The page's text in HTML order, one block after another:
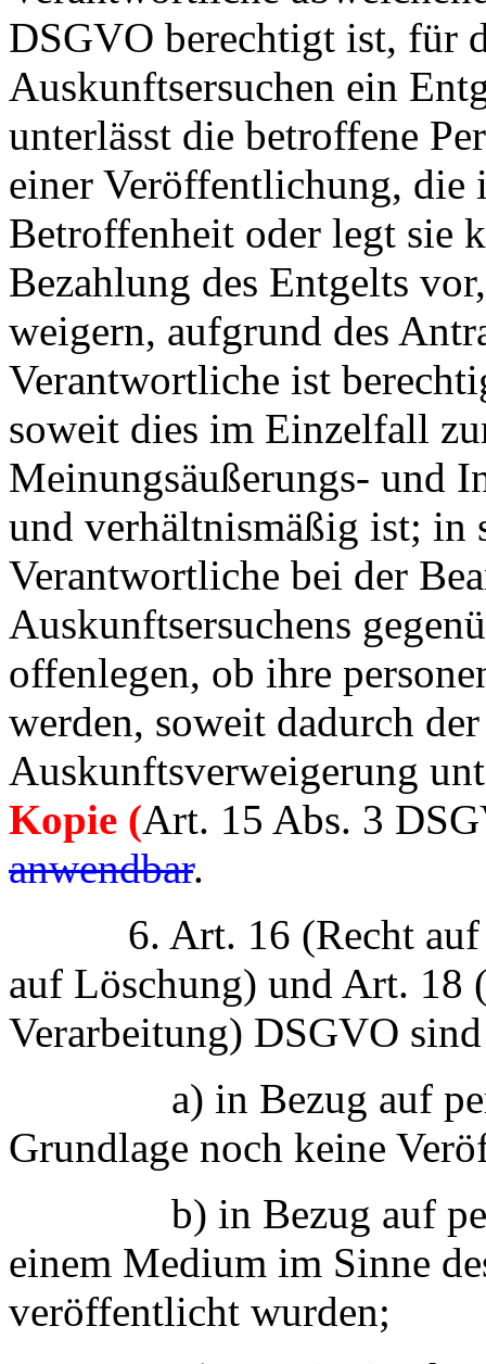
DSGVO berechtigt ist, für
Auskunftsersuchen ein
unterlässt die betroffene
einer Veröffentlichung,
Betroffenheit oder legt sie
Bezahlung des Entgelts
weigern, aufgrund des
Verantwortliche ist
soweit dies im Einzelfall
Meinungsäußerungs- und
und verhältnismäßig ist; in
Verantwortliche bei der
Auskunftsersuchens
offenlegen, ob ihre
werden, soweit dadurch
Auskunftsverweigerung
Kopie (Art. 15 Abs. 3
anwendbar.
6. Art. 16 (Recht auf
auf Löschung) und Art. 18
Verarbeitung) DSGVO
a) in Bezug auf
Grundlage noch keine
b) in Bezug auf
einem Medium im Sinne
veröffentlicht wurden;